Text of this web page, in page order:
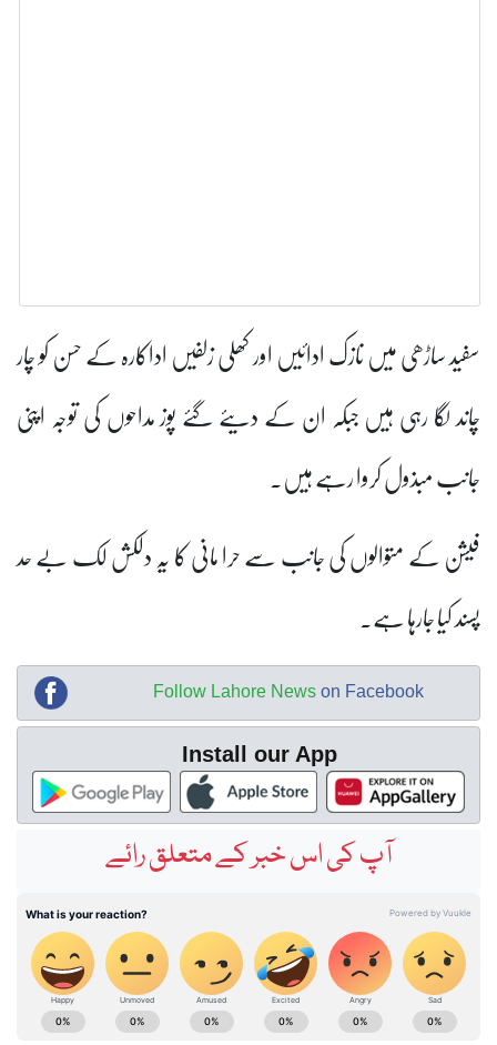
سفید ساڑھی میں نازک ادائیں اور کھلی زلفیں اداکارہ کے حسن کو چار
چاند لگا رہی ہیں جبکہ ان کے دیئے گئے پوز مداحوں کی توجہ اپنی
جانب مبذول کروا رہے ہیں۔
فیشن کے متوالوں کی جانب سے حرا مانی کا یہ دلکش لک بے حد
پسند کیا جارہا ہے۔
Follow Lahore News on Facebook
Install our App
آپ کی اس خبر کے متعلق رائے